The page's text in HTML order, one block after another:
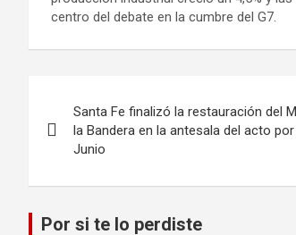
centro del debate en la cumbre del G7.
de
Santa Fe finalizó la restauración del
la Bandera en la antesala del acto
Junio
Por si te lo perdiste